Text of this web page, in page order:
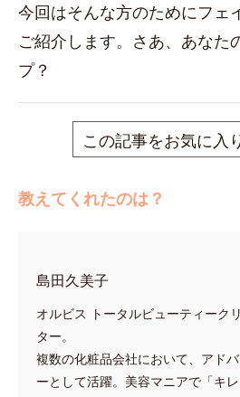
今回はそんな方のためにフェ
ご紹介します。さあ、あなた
プ？
この記事をお気に入
教えてくれたのは？
島田久美子
オルビス トータルビューティーク
ター。
複数の化粧品会社において、アド
ーとして活躍。美容マニアで「キ